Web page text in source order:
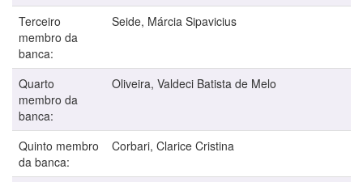
Terceiro
membro da
banca:
Seide, Márcia Sipavicius
Quarto
membro da
banca:
Oliveira, Valdeci Batista de Melo
Quinto membro
da banca:
Corbari, Clarice Cristina